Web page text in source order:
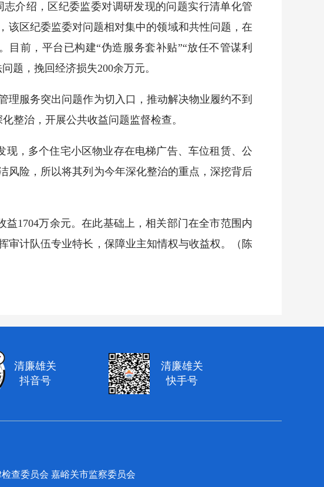
介绍，区纪委监委对调研发现的问题实行清单化管
该区纪委监委对问题相对集中的领域和共性问题，在
前，平台已构建“伪造服务套补贴”“放任不管谋利
题，挽回经济损失200余万元。
服务突出问题作为切入口，推动解决物业履约不到
整治，开展公共收益问题监督检查。
，多个住宅小区物业存在电梯广告、车位租赁、公
风险，所以将其列为今年深化整治的重点，深挖背后
1704万余元。在此基础上，相关部门在全市范围内
审计队伍专业特长，保障业主知情权与收益权。（陈
清廉雄关
抖音号
清廉雄关
快手号
查委员会 嘉峪关市监察委员会